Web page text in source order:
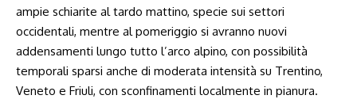
ampie schiarite al tardo mattino, specie sui settori
occidentali, mentre al pomeriggio si avranno nuovi
addensamenti lungo tutto l’arco alpino, con possibilità
temporali sparsi anche di moderata intensità su Trentino,
Veneto e Friuli, con sconfinamenti localmente in pianura.